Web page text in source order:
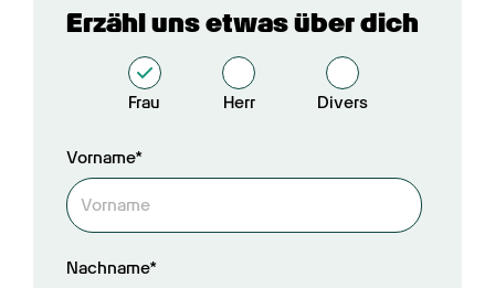
Erzähl uns etwas über dich
Frau Herr Divers
Vorname*
Nachname*